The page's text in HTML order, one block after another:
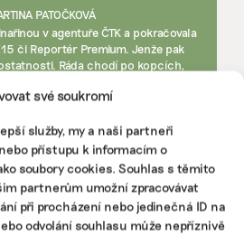
své soukromí
služby, my a naši partneři
přístupu k informacím o
soubory cookies. Souhlas s těmito
partnerům umožní zpracovávat
při procházení nebo jedinečná ID na
odvolání souhlasu může nepříznivě
PATOČKOVÁ
v agentuře ČTK a pokračovala
či Reportér Premium. Jenže pak
Ráda chodí po kopcích,